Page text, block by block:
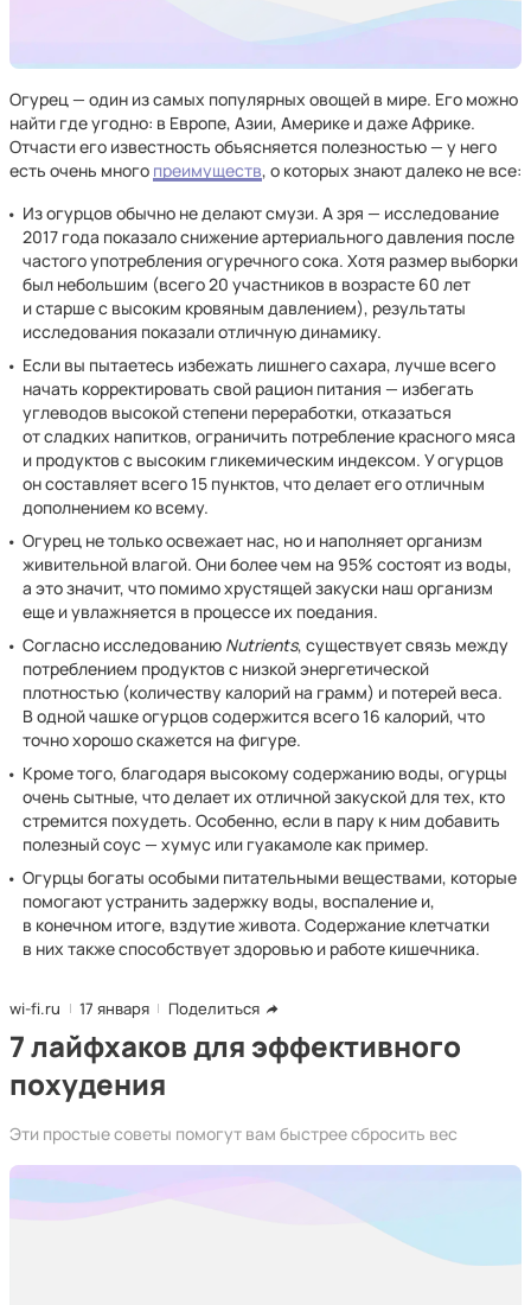
Огурец — один из самых популярных овощей в мире. Его можно
найти где угодно: в Европе, Азии, Америке и даже Африке.
Отчасти его известность объясняется полезностью — у него
есть очень много преимуществ, о которых знают далеко не все:
Из огурцов обычно не делают смузи. А зря — исследование
2017 года показало снижение артериального давления после
частого употребления огуречного сока. Хотя размер выборки
был небольшим (всего 20 участников в возрасте 60 лет
и старше с высоким кровяным давлением), результаты
исследования показали отличную динамику.
Если вы пытаетесь избежать лишнего сахара, лучше всего
начать корректировать свой рацион питания — избегать
углеводов высокой степени переработки, отказаться
от сладких напитков, ограничить потребление красного мяса
и продуктов с высоким гликемическим индексом. У огурцов
он составляет всего 15 пунктов, что делает его отличным
дополнением ко всему.
Огурец не только освежает нас, но и наполняет организм
живительной влагой. Они более чем на 95% состоят из воды,
а это значит, что помимо хрустящей закуски наш организм
еще и увлажняется в процессе их поедания.
Согласно исследованию Nutrients, существует связь между
потреблением продуктов с низкой энергетической
плотностью (количеству калорий на грамм) и потерей веса.
В одной чашке огурцов содержится всего 16 калорий, что
точно хорошо скажется на фигуре.
Кроме того, благодаря высокому содержанию воды, огурцы
очень сытные, что делает их отличной закуской для тех, кто
стремится похудеть. Особенно, если в пару к ним добавить
полезный соус — хумус или гуакамоле как пример.
Огурцы богаты особыми питательными веществами, которые
помогают устранить задержку воды, воспаление и,
в конечном итоге, вздутие живота. Содержание клетчатки
в них также способствует здоровью и работе кишечника.
wi-fi.ru 17 января Поделиться
7 лайфхаков для эффективного
похудения
Эти простые советы помогут вам быстрее сбросить вес